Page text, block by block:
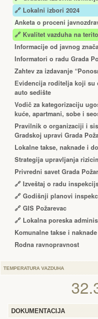
🔗 Lokalni izbori 2024
Anketa o proceni
🔗 Kvalitet vazduha na
Informacije od javnog
Informatori o radu Grada
Zahtev za izdavanje
Еvidencija roditelja koji su
auto sedište
Vodič za kategorizaciju
kuće, apartmani, sobe i
Pravilnik o organizaciji i
Gradskoj upravi Grada
Lokalne takse, naknade i
Strategija upravljanja
Privredni savet Grada
🔗 Izveštaj o radu
🔗 Godišnji planovi
🔗 GIS Požarevac
🔗 Lokalna poreska
Komunalne takse i naknade
Rodna ravnopravnost
TEMPERATURA VAZDUHA
DOKUMENTACIJA